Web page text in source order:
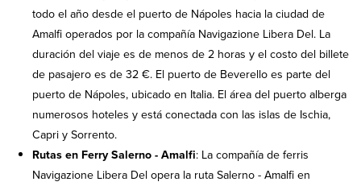
todo el año desde el puerto de Nápoles hacia la ciudad de
Amalfi operados por la compañía Navigazione Libera Del. La
duración del viaje es de menos de 2 horas y el costo del billete
de pasajero es de 32 €. El puerto de Beverello es parte del
puerto de Nápoles, ubicado en Italia. El área del puerto alberga
numerosos hoteles y está conectada con las islas de Ischia,
Capri y Sorrento.
Rutas en Ferry Salerno - Amalfi: La compañía de ferris
Navigazione Libera Del opera la ruta Salerno - Amalfi en